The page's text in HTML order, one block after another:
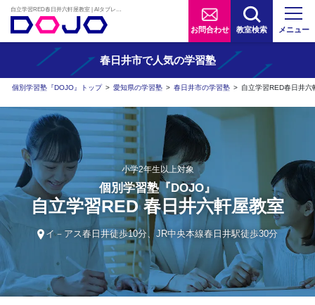
お問合わせ 教室検索 メニュー
春日井市で人気の学習塾
個別学習塾『DOJO』トップ > 愛知県の学習塾 > 春日井市の学習塾 > 自立学習RED春日井六
小学2年生以上対象
個別学習塾『DOJO』
自立学習RED 春日井六軒屋教室
イ－アス春日井徒歩10分、JR中央本線春日井駅徒歩30分